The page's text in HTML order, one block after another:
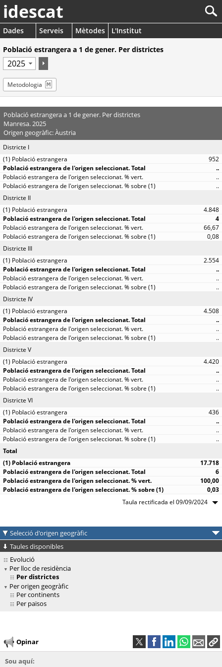
idescat
Dades Serveis Mètodes
L'Institut
Població estrangera a 1 de gener. Per districtes
Metodologia
Població estrangera a 1 de gener. Per districtes
Manresa. 2025
Origen geogràfic: Àustria
Districte I
952
..
..
..
Districte II
4.848
4
66,67
0,08
Districte III
2.554
..
..
..
Districte IV
4.508
..
..
..
Districte V
4.420
..
..
..
Districte VI
436
..
..
..
Total
17.718
6
100,00
0,03
Taula rectificada el 09/09/2024
Selecció d'origen geogràfic
Taules disponibles
Evolució
Per lloc de residència
Per districtes
Per origen geogràfic
Per continents
Per països
Opinar
Sou aquí: